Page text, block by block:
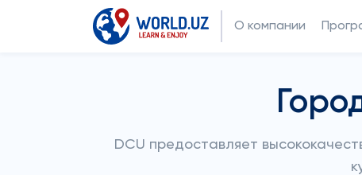
О компании
DCU предоставляет